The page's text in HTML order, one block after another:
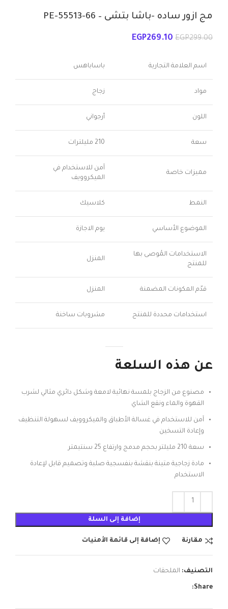
مج ازور ساده -باشا بتشى – PE-55513-66
EGP299.00
EGP269.10
اسم العلامة التجارية باساباهس
مواد زجاج
اللون أرجواني
سعة 210 مليلترات
مميزات خاصة
آمن للاستخدام في
الميكروويف
النمط كلاسيك
الموضوع الأساسي يوم الاجازة
الاستخدامات المُوصى بها
للمنتج
المنزل
قدّم المكونات المضمنة المنزل
استخدامات محددة للمنتج مشروبات ساخنة
عن هذه السلعة
مصنوع من الزجاج بلمسة نهائية لامعة وشكل دائري مثالي لشرب
القهوة والماء ونقع الشاي
آمن للاستخدام في غسالة الأطباق والميكروويف لسهولة التنظيف
وإعادة التسخين
سعة 210 مليلتر بحجم مدمج وارتفاع 25 سنتيمتر
مادة زجاجية متينة بنقشة بنفسجية صلبة وتصميم قابل لإعادة
الاستخدام
إضافة إلى السلة
مقارنة إضافة إلى قائمة الأمنيات
التصنيف: الملحقات
Share: